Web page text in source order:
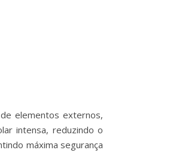
elementos externos,
intensa, reduzindo o
máxima segurança